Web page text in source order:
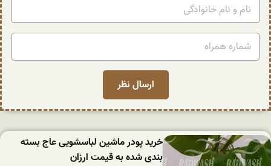
خرید پودر ماشین لباسشویی عاج بسته
بندی شده به قیمت ارزان